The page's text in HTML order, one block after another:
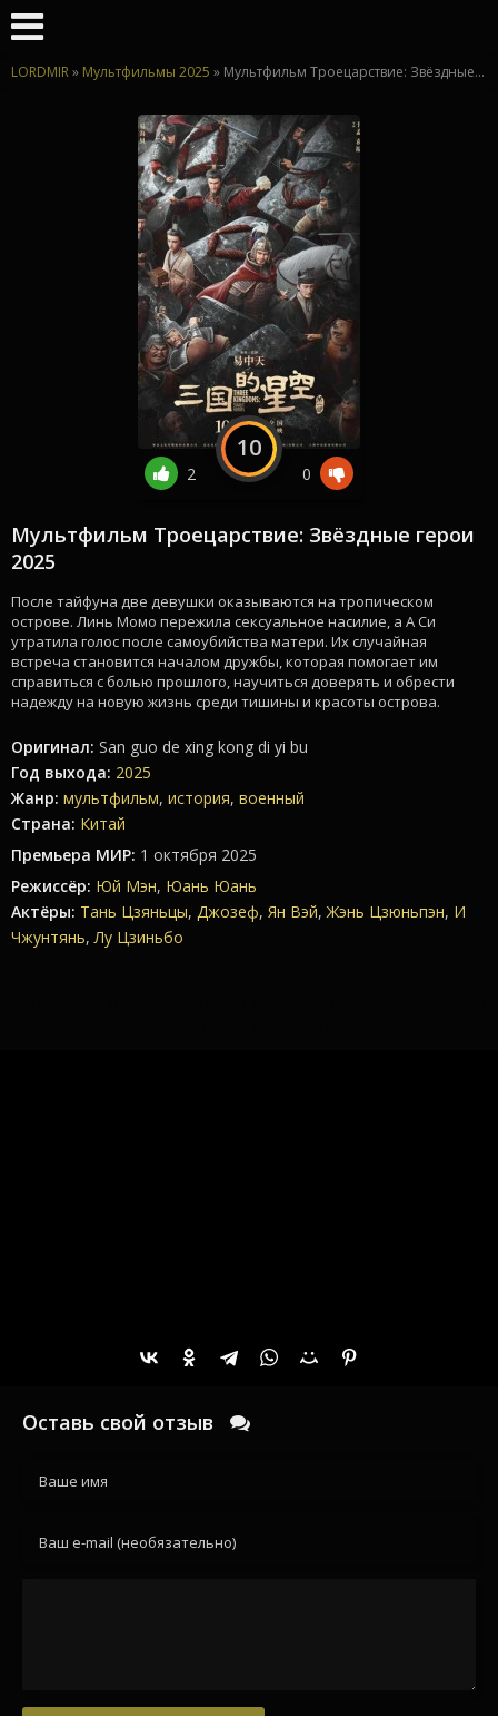
LORDMIR» Мультфильмы 2025 » Мультфильм Троецарствие: Звёздные герои 2025
Мультфильм Троецарствие: Звёздные герои
2025
После тайфуна две девушки оказываются на тропическом
острове. Линь Момо пережила сексуальное насилие, а А Си
утратила голос после самоубийства матери. Их случайная
встреча становится началом дружбы, которая помогает им
справиться с болью прошлого, научиться доверять и обрести
надежду на новую жизнь среди тишины и красоты острова.
Оригинал: San guo de xing kong di yi bu
Год выхода: 2025
Жанр: мультфильм, история, военный
Страна: Китай
Премьера МИР: 1 октября 2025
Режиссёр: Юй Мэн, Юань Юань
Актёры: Тань Цзяньцы, Джозеф, Ян Вэй,Жэнь Цзюньпэн, И
Чжунтянь,Лу Цзиньбо
2
10
0
Оставь свой отзыв